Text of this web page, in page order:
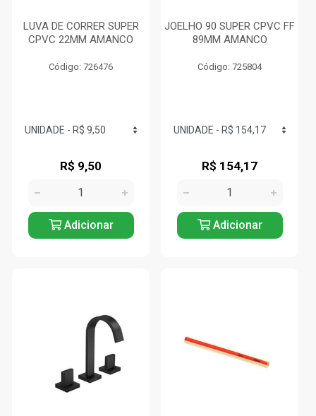
LUVA DE CORRER SUPER
CPVC 22MM AMANCO
Código: 726476
R$ 9,50
Adicionar
JOELHO 90 SUPER CPVC FF
89MM AMANCO
Código: 725804
R$ 154,17
Adicionar